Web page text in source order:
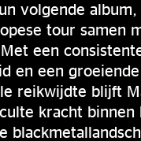
volgende
tour samen
een
en een groeiende
reikwijdte blijft
kracht binnen